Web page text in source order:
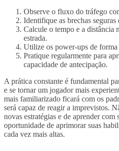
Observe o fluxo do tráfego
Identifique as brechas
Calcule o tempo e a distância
estrada.
Utilize os power-ups de forma
Pratique regularmente para
capacidade de antecipação.
A prática constante é fundamental
e se tornar um jogador mais
mais familiarizado ficará com os
será capaz de reagir a imprevistos.
novas estratégias e de aprender com
oportunidade de aprimorar suas
cada vez mais altas.